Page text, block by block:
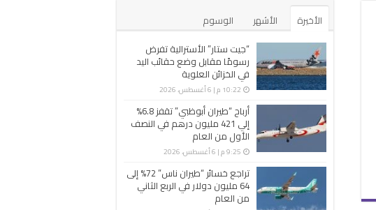
الأخيرة الأشهر
الوسوم
“جيت ستار” الأسترالية تفرض
رسومًا مقابل وضع حقائب اليد
في الخزائن العلوية
10:22 م | 6 أغسطس، 2026
أرباح “طيران أبوظبي” تقفز 6.8%
إلي 421 مليون درهم في النصف
الأول من العام
9:25 م | 6 أغسطس، 2026
تراجع خسائر “طيران ناس” 72% إلى
64 مليون دولار في الربع الثاني
من العام